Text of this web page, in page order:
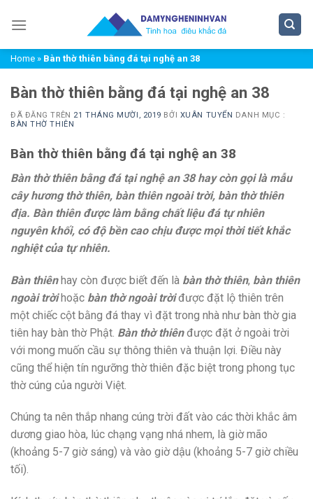
đến
dungHome » Bàn thờ thiên bằng đá tại nghệ an 38
Bàn thờ thiên bằng đá tại nghệ an 38
ĐÃ ĐĂNG TRÊN 21 THÁNG MƯỜI, 2019 BỞI XUÂN TUYỂN
DANH MỤC :
BÀN THỜ THIÊN
Bàn thờ thiên bằng đá tại nghệ an 38
Bàn thờ thiên bằng đá tại nghệ an 38hay còn gọi là mẫu
cây hương thờ thiên, bàn thiên ngoài trời, bàn thờ thiên
địa. Bàn thiên được làm bằng chất liệu đá tự nhiên
nguyên khối, có độ bền cao chịu được mọi thời tiết khắc
nghiệt của tự nhiên.
Bàn thiênhay còn được biết đến là bàn thờ thiên, bàn thiên
ngoài trờihoặc bàn thờ ngoài trờiđược đặt lộ thiên trên
một chiếc cột bằng đá thay vì đặt trong nhà như bàn thờ gia
tiên hay bàn thờ Phật. Bàn thờ thiênđược đặt ở ngoài trời
với mong muốn cầu sự thông thiên và thuận lợi. Điều này
cũng thể hiện tín ngưỡng thờ thiên đặc biệt trong phong tục
thờ cúng của người Việt.
Chúng ta nên thắp nhang cúng trời đất vào các thời khắc âm
dương giao hòa, lúc chạng vạng nhá nhem, là giờ mão
(khoảng 5-7 giờ sáng) và vào giờ dậu (khoảng 5-7 giờ chiều
tối).